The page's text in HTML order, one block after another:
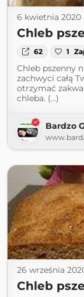
6 kwietnia 2020
Chleb
62 1
Chleb pszenny
zachwyci całą
otrzymać
chleba. (...)
Bardzo
26 września
Chleb